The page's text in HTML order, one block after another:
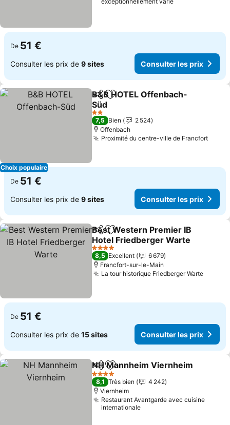
De 51 €
Consulter les prix de 9 sites Consulter les prix
Choix populaire
PartagerAjouter à mes favoris
B&B HOTEL Offenbach-
Süd
Consulter les prix
2 Étoiles
7,5 Bien
2 524
Offenbach
Proximité du centre-ville de Francfort
De 51 €
Consulter les prix de 9 sites Consulter les prix
PartagerAjouter à mes favoris
Best Western Premier IB
Hotel Friedberger Warte
Consulter les prix
4 Étoiles
8,5 Excellent
6 679
Francfort-sur-le-Main
La tour historique Friedberger Warte
De 51 €
Consulter les prix de 15 sites Consulter les prix
PartagerAjouter à mes favoris
NH Mannheim Viernheim
4 Étoiles
8,1 Très bien
4 242
Viernheim
Restaurant Avantgarde avec cuisine
internationale